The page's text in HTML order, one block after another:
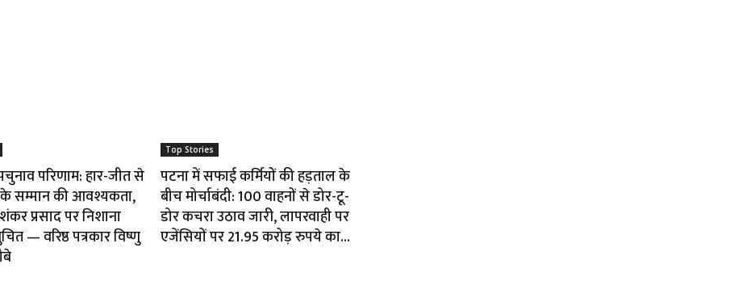
परिणाम: हार-जीत से
सम्मान की आवश्यकता,
प्रसाद पर निशाना
— वरिष्ठ पत्रकार विष्णु
Top Stories
पटना में सफाई कर्मियों की हड़ताल के
बीच मोर्चाबंदी: 100 वाहनों से डोर-टू-
डोर कचरा उठाव जारी, लापरवाही पर
एजेंसियों पर 21.95 करोड़ रुपये का...